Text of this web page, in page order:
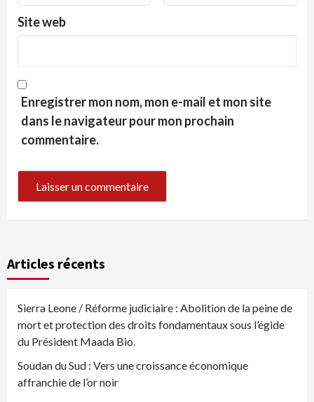
Site web
Enregistrer mon nom, mon e-mail et mon site
dans le navigateur pour mon prochain
commentaire.
Articles récents
Sierra Leone / Réforme judiciaire : Abolition de la peine de
mort et protection des droits fondamentaux sous l’égide
du Président Maada Bio.
Soudan du Sud : Vers une croissance économique
affranchie de l’or noir